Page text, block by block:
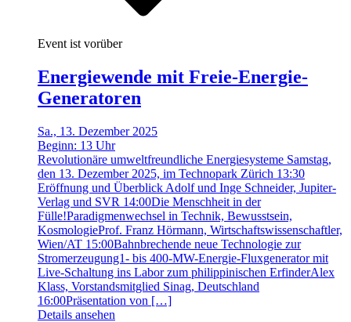
Event ist vorüber
Energiewende mit Freie-Energie-
Generatoren
Sa., 13. Dezember 2025
Beginn: 13 Uhr
Revolutionäre umweltfreundliche Energiesysteme Samstag,
den 13. Dezember 2025, im Technopark Zürich 13:30
Eröffnung und Überblick Adolf und Inge Schneider, Jupiter-
Verlag und SVR 14:00Die Menschheit in der
Fülle!Paradigmenwechsel in Technik, Bewusstsein,
KosmologieProf. Franz Hörmann, Wirtschaftswissenschaftler,
Wien/AT 15:00Bahnbrechende neue Technologie zur
Stromerzeugung1- bis 400-MW-Energie-Fluxgenerator mit
Live-Schaltung ins Labor zum philippinischen ErfinderAlex
Klass, Vorstandsmitglied Sinag, Deutschland
16:00Präsentation von […]
Details ansehen